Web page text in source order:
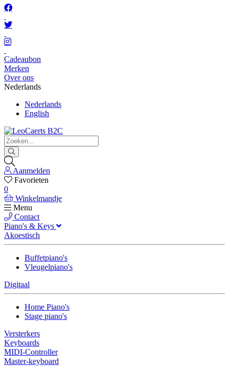
Cadeaubon
Merken
Over ons
Nederlands
Nederlands
English
Aanmelden
Favorieten
0
Winkelmandje
Menu
Contact
Piano's & Keys
Akoestisch
Buffetpiano's
Vleugelpiano's
Digitaal
Home Piano's
Stage piano's
Versterkers
Keyboards
MIDI-Controller
Master-keyboard